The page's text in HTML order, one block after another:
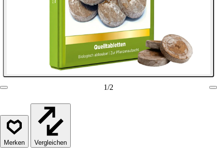
1/2
Vergleichen